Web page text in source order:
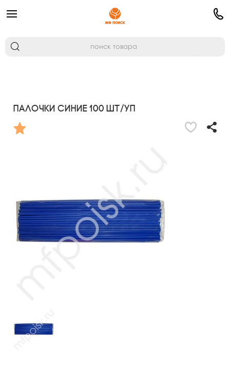
Палочки Синие 100 шт/уп